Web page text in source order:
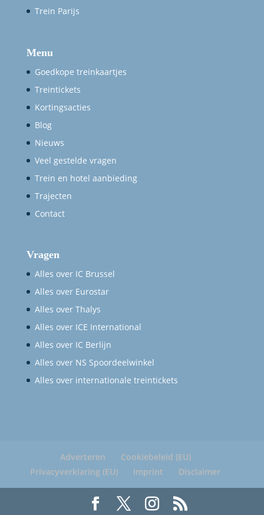
Trein Parijs
Menu
Goedkope treinkaartjes
Treintickets
Kortingsacties
Blog
Nieuws
Veel gestelde vragen
Trein en hotel aanbieding
Trajecten
Contact
Vragen
Alles over IC Brussel
Alles over Eurostar
Alles over Thalys
Alles over ICE International
Alles over IC Berlijn
Alles over NS Spoordeelwinkel
Alles over internationale treintickets
Adverteren
Cookiebeleid (EU)
Privacyverklaring (EU)
Imprint Disclaimer